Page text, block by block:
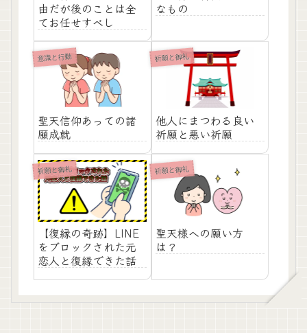
由だが後のことは全
てお任せすべし
なもの
意識と行動
聖天信仰あっての諸
願成就
祈願と御礼
他人にまつわる良い
祈願と悪い祈願
祈願と御礼
【復縁の奇跡】LINE
をブロックされた元
恋人と復縁できた話
祈願と御礼
聖天様への願い方
は？